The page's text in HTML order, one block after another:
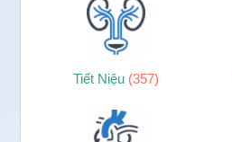
Tiết Niệu (357)